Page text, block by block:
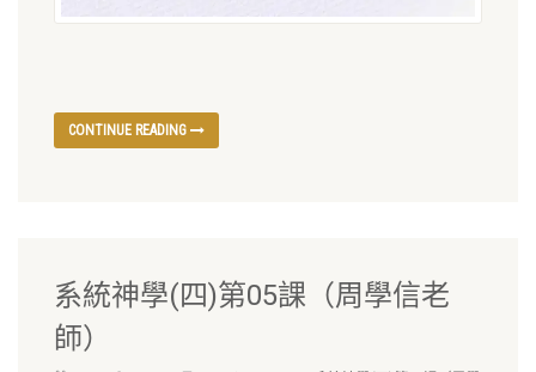
CONTINUE READING
系統神學(四)第05課（周學信老
師）